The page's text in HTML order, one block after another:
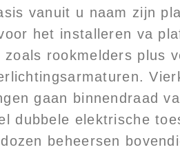
vanuit u naam zijn
het installeren va
zoals rookmelders plus
gaan binnendraad
dubbele elektrische
beheersen